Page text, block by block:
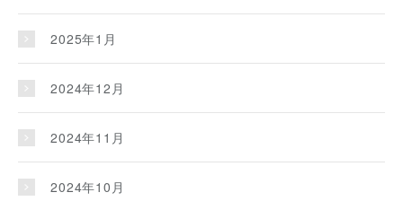
2025年1月
2024年12月
2024年11月
2024年10月